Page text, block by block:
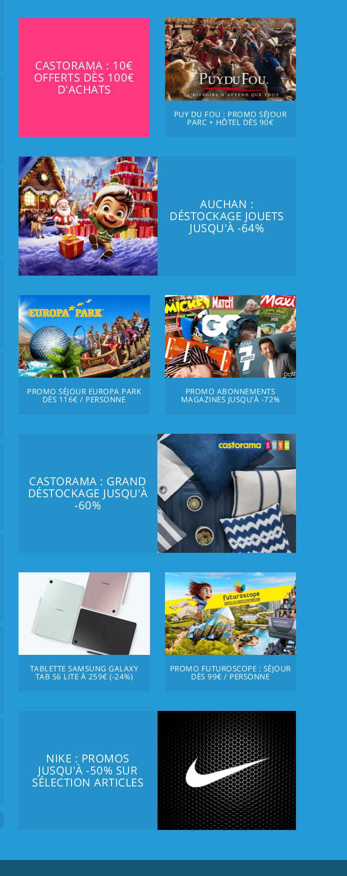
CASTORAMA : 10€
OFFERTS DÈS 100€
D'ACHATS
PUY DU FOU : PROMO SÉJOUR
PARC + HÔTEL DÈS 90€
AUCHAN :
DÉSTOCKAGE JOUETS
JUSQU'À -64%
PROMO SÉJOUR EUROPA PARK
DÈS 116€ / PERSONNE
PROMO ABONNEMENTS
MAGAZINES JUSQU'À -72%
CASTORAMA : GRAND
DÉSTOCKAGE JUSQU'À
-60%
TABLETTE SAMSUNG GALAXY
TAB S6 LITE À 259€ (-24%)
PROMO FUTUROSCOPE : SÉJOUR
DÈS 99€ / PERSONNE
NIKE : PROMOS
JUSQU'À -50% SUR
SÉLECTION ARTICLES